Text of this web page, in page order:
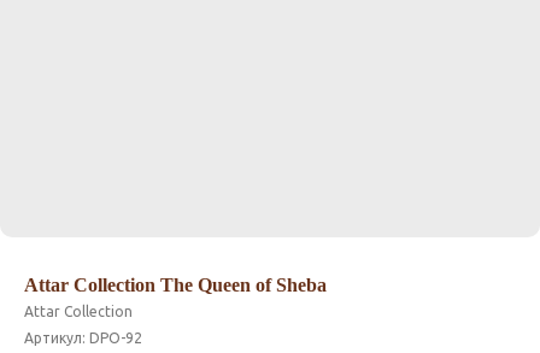
Attar Collection The Queen of Sheba
Attar Collection
Артикул: DPO-92